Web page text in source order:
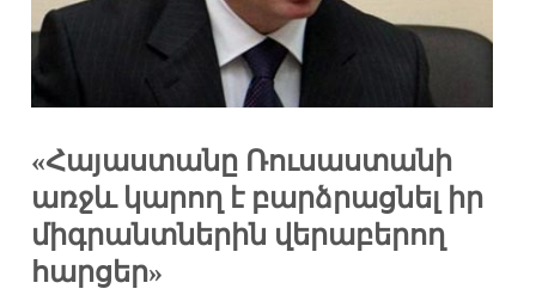
«Հայաստանը Ռուսաստանի
առջև կարող է բարձրացնել իր
միգրանտներին վերաբերող
հարցեր»